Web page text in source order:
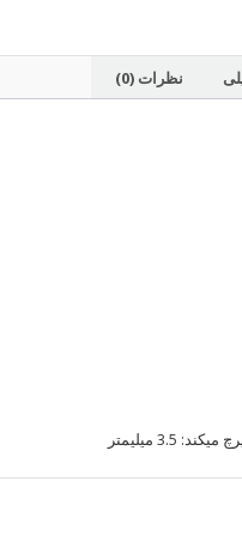
نظرات (0)
میلیمتر